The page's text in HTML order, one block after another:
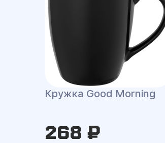
Кружка Good Morning
268 ₽